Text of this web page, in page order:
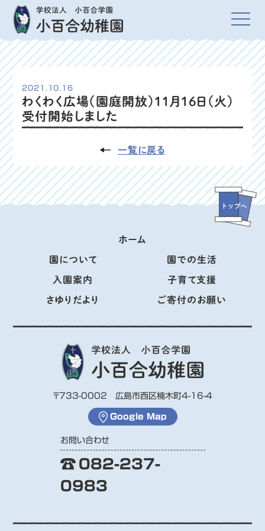
2021.10.16
わくわく広場（園庭開放）11月16日（火）
受付開始しました
一覧に戻る
ホーム
園について 園での生活
入園案内 子育て支援
さゆりだより ご寄付のお願い
〒733-0002 広島市西区楠木町4-16-4
Google Map
お問い合わせ
082-237-
0983